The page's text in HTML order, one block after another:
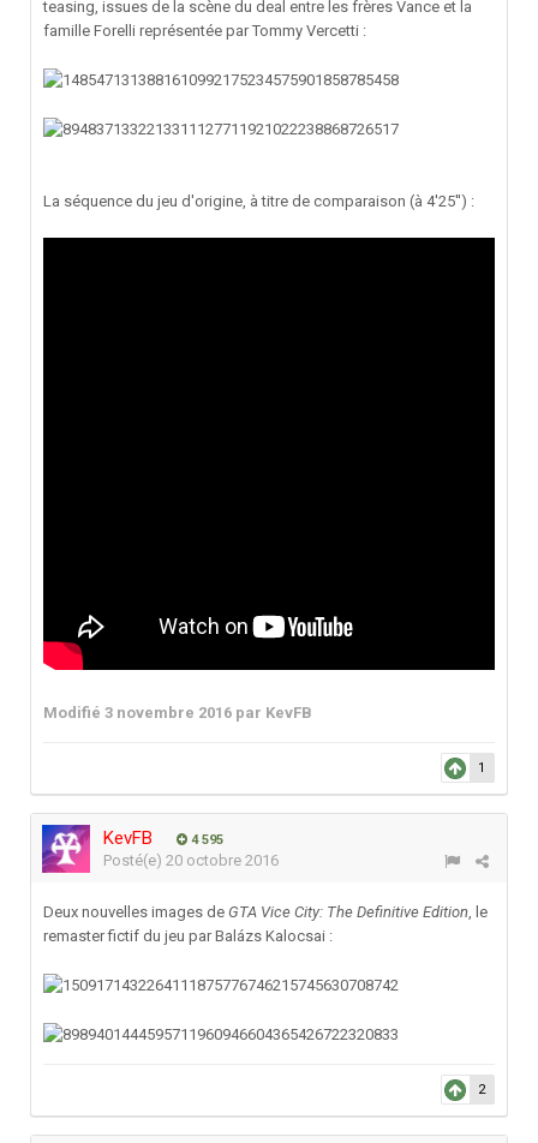
teasing, issues de la scène du deal entre les frères Vance et la
famille Forelli représentée par Tommy Vercetti :
La séquence du jeu d'origine, à titre de comparaison (à 4'25'') :
Modifié 3 novembre 2016 par KevFB
1
KevFB 4 595
Posté(e) 20 octobre 2016
Deux nouvelles images de GTA Vice City: The Definitive Edition, le
remaster fictif du jeu par Balázs Kalocsai :
2